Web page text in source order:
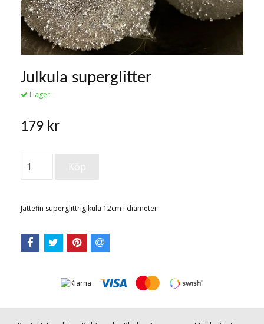
Julkula superglitter
I lager.
179 kr
Jättefin superglittrig kula 12cm i diameter